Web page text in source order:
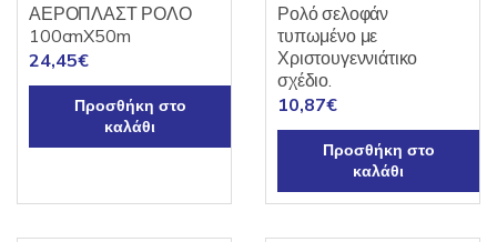
ΑΕΡΟΠΛΑΣΤ ΡΟΛΟ
100cmX50m
24,45€
Προσθήκη στο
καλάθι
Ρολό σελοφάν
τυπωμένο με
Χριστουγεννιάτικο
σχέδιο.
10,87€
Προσθήκη στο
καλάθι